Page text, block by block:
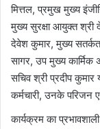
मित्तल, प्रमुख मुख्य
मुख्य सुरक्षा आयुक्त श्री
देवेश कुमार, मुख्य
सागर, उप मुख्य कार्मिक
सचिव श्री प्रदीप
कर्मचारी, उनके परिजन
कार्यक्रम का